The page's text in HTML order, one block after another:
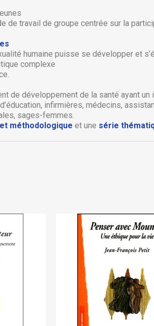
d'envies
liste
d'envies
Annuler Créer une liste
pour ajouter des produits à votre liste
Annuler
travail de groupe centrée sur la
humaine puisse se développer et
complexe
de développement de la santé ayant un
infirmières, médecins,
sages-femmes.
méthodologique et une série